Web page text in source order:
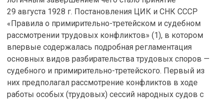
29 августа 1928 г. Постановления ЦИК и СНК СССР
«Правила о примирительно-третейском и судебном
рассмотрении трудовых конфликтов» (1), в котором
впервые содержалась подробная регламентация
основных видов разбирательства трудовых споров —
судебного и примирительно-третейского. Первый из
них предполагал рассмотрение конфликтов в ходе
работы особых (трудовых) сессий народных судов с